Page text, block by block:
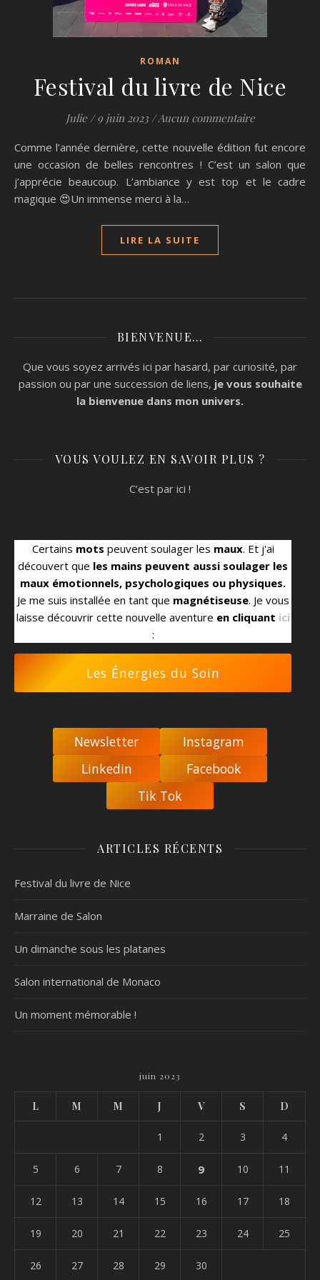
ROMAN
Festival du livre de Nice
Julie / 9 juin 2023 /Aucun commentaire
Comme l’année dernière, cette nouvelle édition fut encore
une occasion de belles rencontres ! C’est un salon que
j’apprécie beaucoup. L’ambiance y est top et le cadre
magique 😍Un immense merci à la…
LIRE LA SUITE
BIENVENUE…
Que vous soyez arrivés ici par hasard, par curiosité, par
passion ou par une succession de liens, je vous souhaite
la bienvenue dans mon univers.
VOUS VOULEZ EN SAVOIR PLUS ?
C’est par ici !
Certains mots peuvent soulager les maux. Et j'ai
découvert que les mains peuvent aussi soulager les
maux émotionnels, psychologiques ou physiques.
Je me suis installée en tant que magnétiseuse. Je vous
laisse découvrir cette nouvelle aventure en cliquant ici
:
Les Énergies du Soin
Newsletter
Instagram
Linkedin
Facebook
Tik Tok
ARTICLES RÉCENTS
Festival du livre de Nice
Marraine de Salon
Un dimanche sous les platanes
Salon international de Monaco
Un moment mémorable !
juin 2023
L M M J V S D
1 2 3 4
5 6 7 8 9 10 11
12 13 14 15 16 17 18
19 20 21 22 23 24 25
26 27 28 29 30